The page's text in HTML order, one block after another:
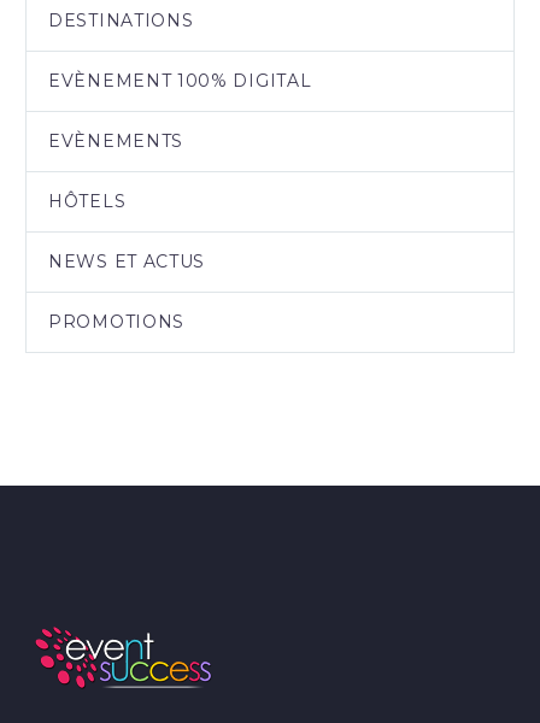
DESTINATIONS
EVÈNEMENT 100% DIGITAL
EVÈNEMENTS
HÔTELS
NEWS ET ACTUS
PROMOTIONS